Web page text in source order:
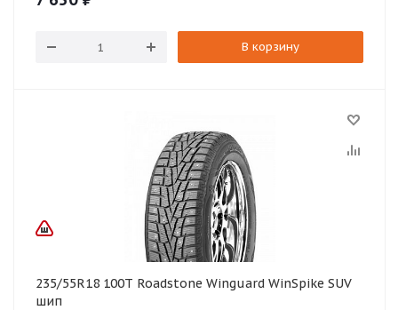
В корзину
235/55R18 100T Roadstone Winguard WinSpike SUV
шип